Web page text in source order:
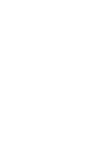
Перейти к